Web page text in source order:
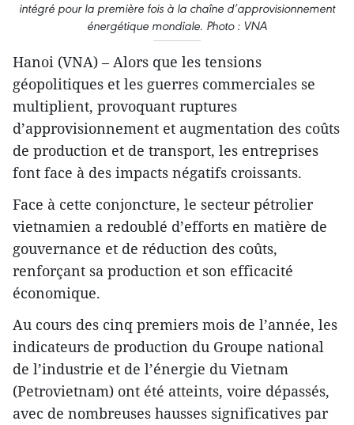
intégré pour la première fois à la chaîne d’approvisionnement
énergétique mondiale. Photo : VNA
Hanoi (VNA) – Alors que les tensions
géopolitiques et les guerres commerciales se
multiplient, provoquant ruptures
d’approvisionnement et augmentation des coûts
de production et de transport, les entreprises
font face à des impacts négatifs croissants.
Face à cette conjoncture, le secteur pétrolier
vietnamien a redoublé d’efforts en matière de
gouvernance et de réduction des coûts,
renforçant sa production et son efficacité
économique.
Au cours des cinq premiers mois de l’année, les
indicateurs de production du Groupe national
de l’industrie et de l’énergie du Vietnam
(Petrovietnam) ont été atteints, voire dépassés,
avec de nombreuses hausses significatives par